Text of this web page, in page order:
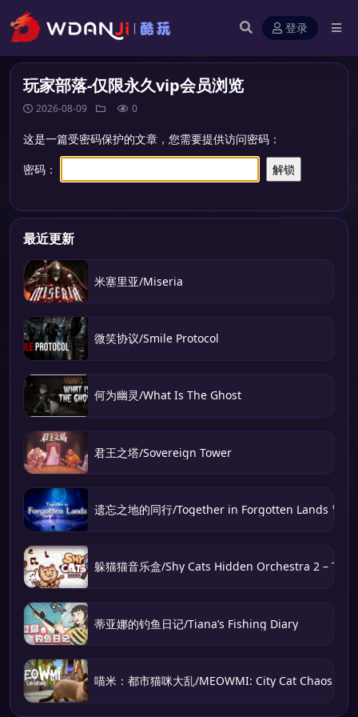
登录
玩家部落-仅限永久vip会员浏览
2026-08-09 0
这是一篇受密码保护的文章，您需要提供访问密码：
密码：
最近更新
米塞里亚/Miseria
微笑协议/Smile Protocol
何为幽灵/What Is The Ghost
君王之塔/Sovereign Tower
遗忘之地的同行/Together in Forgotten Lands 冒险
躲猫猫音乐盒/Shy Cats Hidden Orchestra 2 – The
蒂亚娜的钓鱼日记/Tiana’s Fishing Diary
喵米：都市猫咪大乱/MEOWMI: City Cat Chaos